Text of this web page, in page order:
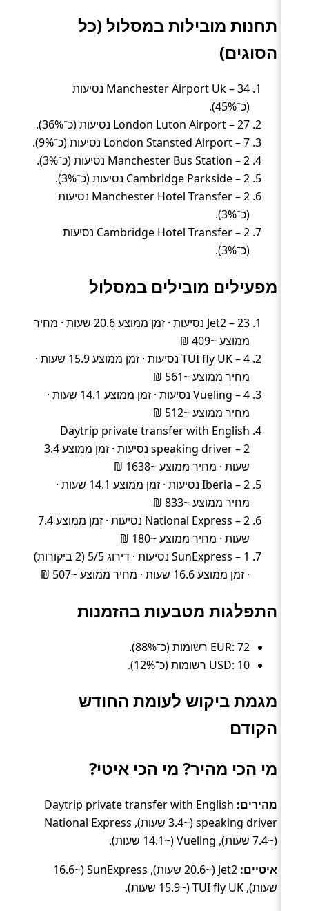
תחנות מובילות במסלול (כל
הסוגים)
Manchester Airport Uk – 34 נסיעות
(כ־45%).
London Luton Airport – 27 נסיעות (כ־36%).
London Stansted Airport – 7 נסיעות (כ־9%).
Manchester Bus Station – 2 נסיעות (כ־3%).
Cambridge Parkside – 2 נסיעות (כ־3%).
Manchester Hotel Transfer – 2 נסיעות
(כ־3%).
Cambridge Hotel Transfer – 2 נסיעות
(כ־3%).
מפעילים מובילים במסלול
Jet2 – 23 נסיעות · זמן ממוצע 20.6 שעות · מחיר
ממוצע ~409 ₪
TUI fly UK – 4 נסיעות · זמן ממוצע 15.9 שעות ·
מחיר ממוצע ~561 ₪
Vueling – 4 נסיעות · זמן ממוצע 14.1 שעות ·
מחיר ממוצע ~512 ₪
Daytrip private transfer with English
speaking driver – 2 נסיעות · זמן ממוצע 3.4
שעות · מחיר ממוצע ~1638 ₪
Iberia – 2 נסיעות · זמן ממוצע 14.1 שעות ·
מחיר ממוצע ~833 ₪
National Express – 2 נסיעות · זמן ממוצע 7.4
שעות · מחיר ממוצע ~180 ₪
SunExpress – 1 נסיעות · דירוג 5/5 (2 ביקורות)
· זמן ממוצע 16.6 שעות · מחיר ממוצע ~507 ₪
התפלגות מטבעות בהזמנות
EUR: 72 רשומות (כ־88%).
USD: 10 רשומות (כ־12%).
מגמת ביקוש לעומת החודש
הקודם
מי הכי מהיר? מי הכי איטי?
מהירים: Daytrip private transfer with English
speaking driver (~3.4 שעות), National Express
(~7.4 שעות), Vueling (~14.1 שעות).
איטיים:
Jet2 (~20.6 שעות), SunExpress (~16.6
שעות), TUI fly UK (~15.9 שעות).